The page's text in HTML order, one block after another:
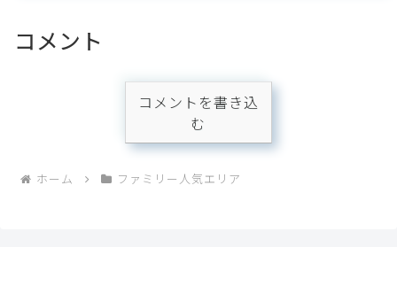
コメント
コメントを書き込
む
ホーム ファミリー人気エリア